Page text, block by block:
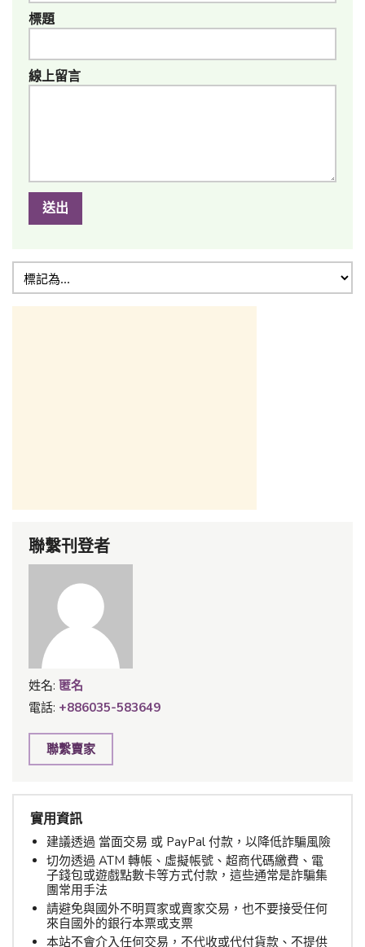
標題
線上留言
送出
聯繫刊登者
姓名: 匿名
電話: +886035-583649
聯繫賣家
實用資訊
建議透過 當面交易 或 PayPal 付款，以降低詐騙風險
切勿透過 ATM 轉帳、虛擬帳號、超商代碼繳費、電
子錢包或遊戲點數卡等方式付款，這些通常是詐騙集
團常用手法
請避免與國外不明買家或賣家交易，也不要接受任何
來自國外的銀行本票或支票
本站不會介入任何交易，不代收或代付貨款、不提供